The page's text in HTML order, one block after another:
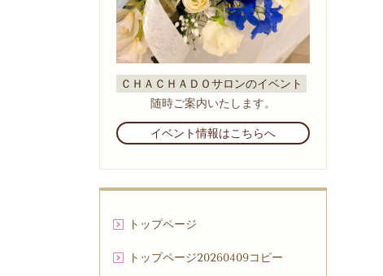
ＣＨＡＣＨＡＤＯサロンのイベント
随時ご案内いたします。
イベント情報はこちらへ
トップページ
トップページ20260409コピー